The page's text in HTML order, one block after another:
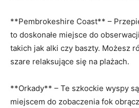
**Pembrokeshire Coast**​ –
to doskonałe miejsce do
takich jak alki czy ‍baszty. Możesz
szare relaksujące się na plażach.
**Orkady** – Te szkockie wyspy‌
miejscem do‌ zobaczenia‌ fok